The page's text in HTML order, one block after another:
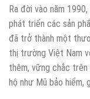
Ra đời vào năm
phát triển các sản
đã trở thành một
thị trường Việt Nam
thêm, vững chắc
hộ như Mũ bảo hiểm,